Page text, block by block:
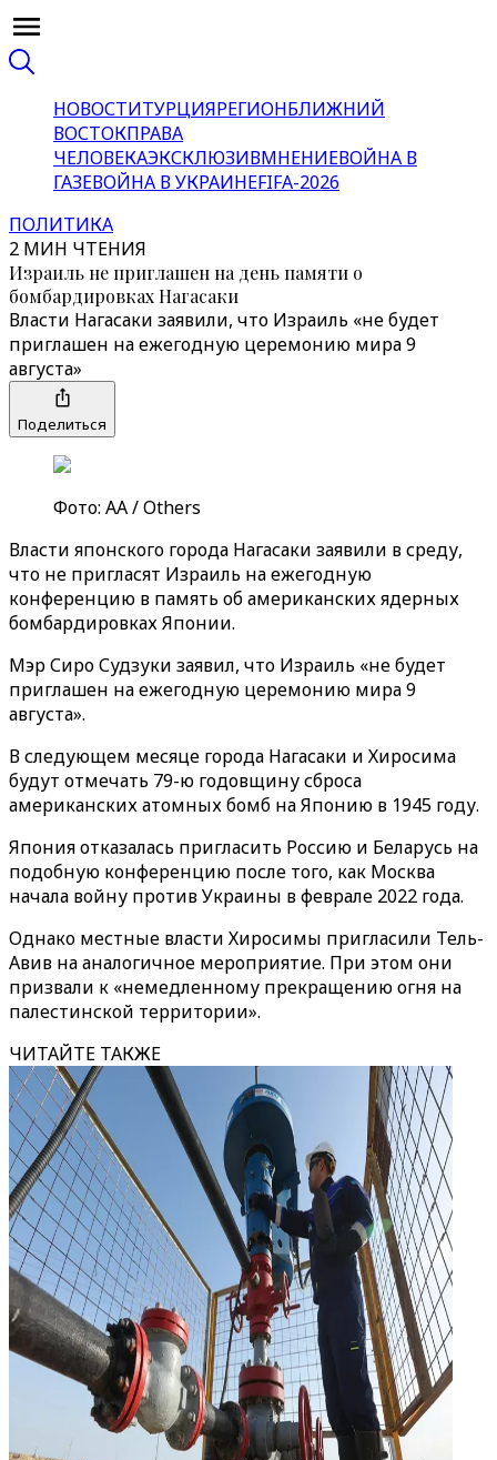
НОВОСТИТУРЦИЯРЕГИОНБЛИЖНИЙ
ВОСТОКПРАВА
ЧЕЛОВЕКАЭКСКЛЮЗИВМНЕНИЕВОЙНА В
ГАЗЕВОЙНА В УКРАИНЕFIFA-2026
ПОЛИТИКА
2 МИН ЧТЕНИЯ
Израиль не приглашен на день памяти о
бомбардировках Нагасаки
Власти Нагасаки заявили, что Израиль «не будет
приглашен на ежегодную церемонию мира 9
августа»
Поделиться
Фото: АА / Others
Власти японского города Нагасаки заявили в среду,
что не пригласят Израиль на ежегодную
конференцию в память об американских ядерных
бомбардировках Японии.
Мэр Сиро Судзуки заявил, что Израиль «не будет
приглашен на ежегодную церемонию мира 9
августа».
В следующем месяце города Нагасаки и Хиросима
будут отмечать 79-ю годовщину сброса
американских атомных бомб на Японию в 1945 году.
Япония отказалась пригласить Россию и Беларусь на
подобную конференцию после того, как Москва
начала войну против Украины в феврале 2022 года.
Однако местные власти Хиросимы пригласили Тель-
Авив на аналогичное мероприятие. При этом они
призвали к «немедленному прекращению огня на
палестинской территории».
ЧИТАЙТЕ ТАКЖЕ